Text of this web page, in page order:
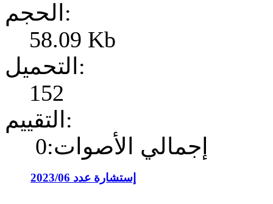
الحجم:
58.09 Kb
التحميل:
152
التقييم:
إجمالي الأصوات:0
إستشارة عدد 2023/06